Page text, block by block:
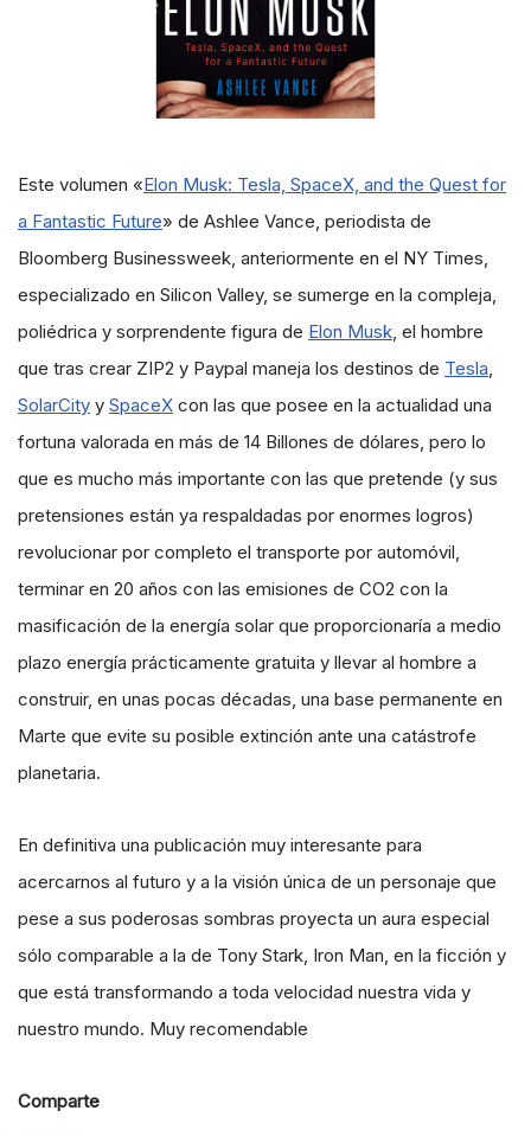
Este volumen «Elon Musk: Tesla, SpaceX, and the Quest for
a Fantastic Future» de Ashlee Vance, periodista de
Bloomberg Businessweek, anteriormente en el NY Times,
especializado en Silicon Valley, se sumerge en la compleja,
poliédrica y sorprendente figura de Elon Musk , el hombre
que tras crear ZIP2 y Paypal maneja los destinos de Tesla
SolarCity y SpaceX con las que posee en la actualidad una
fortuna valorada en más de 14 Billones de dólares, pero lo
que es mucho más importante con las que pretende (y sus
pretensiones están ya respaldadas por enormes logros)
revolucionar por completo el transporte por automóvil,
terminar en 20 años con las emisiones de CO2 con la
masificación de la energía solar que proporcionaría a medio
plazo energía prácticamente gratuita y llevar al hombre a
construir, en unas pocas décadas, una base permanente en
Marte que evite su posible extinción ante una catástrofe
planetaria.
En definitiva una publicación muy interesante para
acercarnos al futuro y a la visión única de un personaje que
pese a sus poderosas sombras proyecta un aura especial
sólo comparable a la de Tony Stark, Iron Man, en la ficción y
que está transformando a toda velocidad nuestra vida y
nuestro mundo. Muy recomendable
Comparte